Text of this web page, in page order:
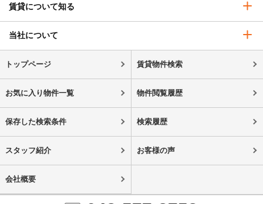
賃貸について知る
当社について
トップページ 賃貸物件検索
お気に入り物件一覧 物件閲覧履歴
保存した検索条件 検索履歴
スタッフ紹介 お客様の声
会社概要